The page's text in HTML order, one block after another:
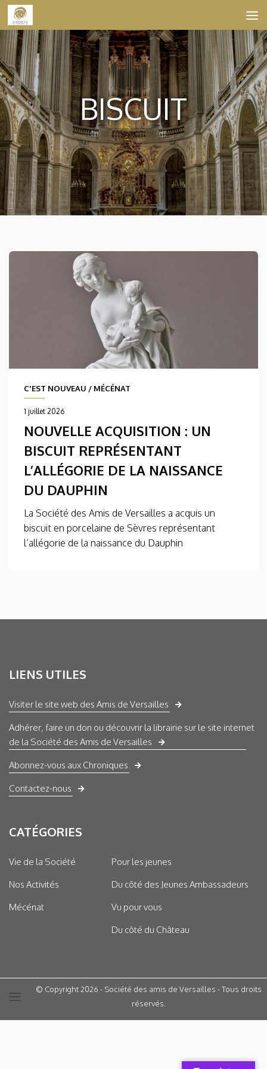
Skip to content
BISCUIT
C'EST NOUVEAU / MÉCÉNAT
1 juillet 2026
NOUVELLE ACQUISITION : UN
BISCUIT REPRÉSENTANT
L’ALLÉGORIE DE LA NAISSANCE
DU DAUPHIN
La Société des Amis de Versailles a acquis un
biscuit en porcelaine de Sèvres représentant
l’allégorie de la naissance du Dauphin
LIENS UTILES
Visiter le site web des Amis de Versailles
Adhérer, faire un don ou découvrir la librairie sur le site internet
de la Société des Amis de Versailles
Abonnez-vous aux Chroniques
Contactez-nous
CATÉGORIES
Vie de la Société
Nos Activités
Mécénat
Pour les jeunes
Du côté des Jeunes Ambassadeurs
Vu pour vous
Du côté du Château
© Copyright 2026 - Société des amis de Versailles - Tous droits
réservés.